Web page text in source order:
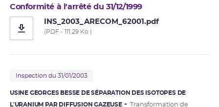
Conformité à l'arrêté du 31/12/1999
INS_2003_ARECOM_62001.pdf
(PDF - 111.29 Ko )
Inspection du 31/01/2003
USINE GEORGES BESSE DE SÉPARATION DES ISOTOPES DE
L'URANIUM PAR DIFFUSION GAZEUSE
Transformation de